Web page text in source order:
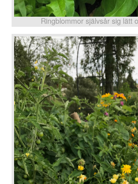
Ringblommor självsår sig lätt